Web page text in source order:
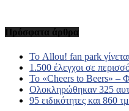
Πρόσφατα άρθρα
Το Allou! fan park
1.500 έλεγχοι σε
Το «Cheers to Beers» –
Ολοκληρώθηκαν 325
95 ειδικότητες και 860